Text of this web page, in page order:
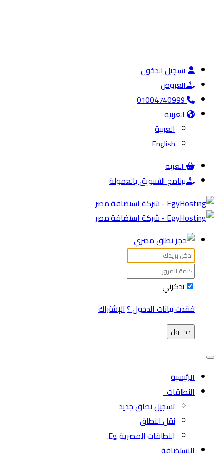
تسجيل الدخول
العروض
01004740999
العربية
العربية
English
العربة
برنامج التسويق بالعمولة
تذكرني
فقدت بيانات الدخول ؟الإشتراك
دخـــول
الرئيسية
النطاقات
تسجيل نطاق جديد
نقل النطاق
النطاقات المصرية Eg.
الاستضافة